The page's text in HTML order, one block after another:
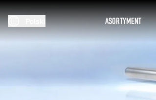
ASORTYMENT